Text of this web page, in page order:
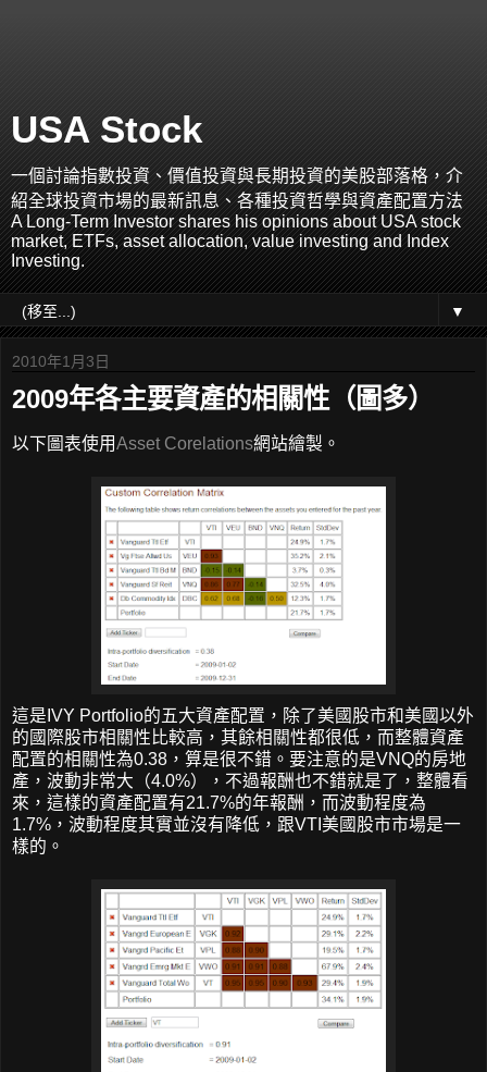
USA Stock
一個討論指數投資、價值投資與長期投資的美股部落格，介
紹全球投資市場的最新訊息、各種投資哲學與資產配置方法
A Long-Term Investor shares his opinions about USA stock
market, ETFs, asset allocation, value investing and Index
Investing.
▼
2010年1月3日
2009年各主要資產的相關性（圖多）
以下圖表使用Asset Corelations網站繪製。
這是IVY Portfolio的五大資產配置，除了美國股市和美國以外
的國際股市相關性比較高，其餘相關性都很低，而整體資產
配置的相關性為0.38，算是很不錯。要注意的是VNQ的房地
產，波動非常大（4.0%），不過報酬也不錯就是了，整體看
來，這樣的資產配置有21.7%的年報酬，而波動程度為
1.7%，波動程度其實並沒有降低，跟VTI美國股市市場是一
樣的。